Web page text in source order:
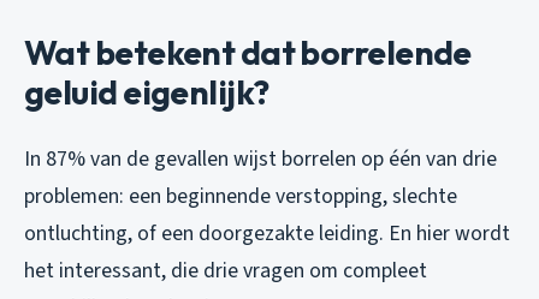
Wat betekent dat borrelende
geluid eigenlijk?
In 87% van de gevallen wijst borrelen op één van drie
problemen: een beginnende verstopping, slechte
ontluchting, of een doorgezakte leiding. En hier wordt
het interessant, die drie vragen om compleet